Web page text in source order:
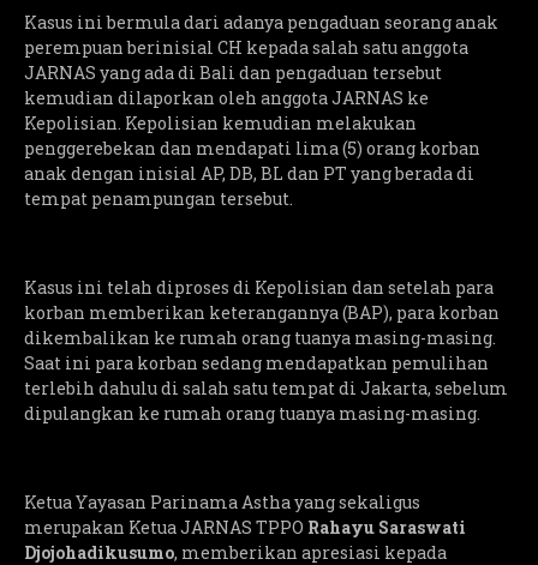
Kasus ini bermula dari adanya pengaduan seorang anak
perempuan berinisial CH kepada salah satu anggota
JARNAS yang ada di Bali dan pengaduan tersebut
kemudian dilaporkan oleh anggota JARNAS ke
Kepolisian. Kepolisian kemudian melakukan
penggerebekan dan mendapati lima (5) orang korban
anak dengan inisial AP, DB, BL dan PT yang berada di
tempat penampungan tersebut.
Kasus ini telah diproses di Kepolisian dan setelah para
korban memberikan keterangannya (BAP), para korban
dikembalikan ke rumah orang tuanya masing-masing.
Saat ini para korban sedang mendapatkan pemulihan
terlebih dahulu di salah satu tempat di Jakarta, sebelum
dipulangkan ke rumah orang tuanya masing-masing.
Ketua Yayasan Parinama Astha yang sekaligus
merupakan Ketua JARNAS TPPO Rahayu Saraswati
Djojohadikusumo, memberikan apresiasi kepada